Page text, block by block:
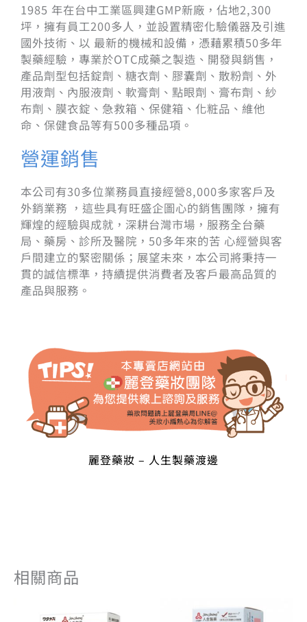
1985 年在台中工業區興建GMP新廠，佔地2,300
坪，擁有員工200多人，並設置精密化驗儀器及引進
國外技術、以 最新的機械和設備，憑藉累積50多年
製藥經驗，專業於OTC成藥之製造、開發與銷售，
產品劑型包括錠劑、糖衣劑、膠囊劑、散粉劑、外
用液劑、內服液劑、軟膏劑、點眼劑、膏布劑、紗
布劑、膜衣錠、急救箱、保健箱、化粧品、維他
命、保健食品等有500多種品項。
營運銷售
本公司有30多位業務員直接經營8,000多家客戶及
外銷業務 ，這些具有旺盛企圖心的銷售團隊，擁有
輝煌的經驗與成就，深耕台灣市場，服務全台藥
局、藥房、診所及醫院，50多年來的苦 心經營與客
戶間建立的緊密關係；展望未來，本公司將秉持一
貫的誠信標準，持續提供消費者及客戶最高品質的
產品與服務。
麗登藥妝 – 人生製藥渡邊
相關商品
原